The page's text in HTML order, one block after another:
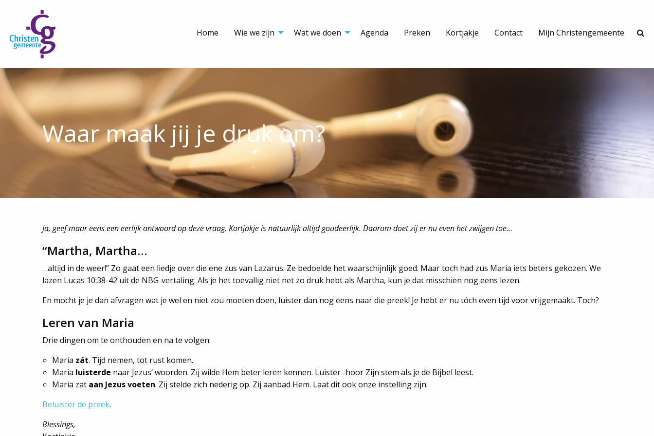
Home Wie we zijn Wat we doen Agenda Preken Kortjakje Contact Mijn Christengemeente
Waar maak jij je druk om?
Ja, geef maar eens een eerlijk antwoord op deze vraag. Kortjakje is natuurlijk altijd goudeerlijk. Daarom doet zij er nu even het zwijgen toe…
“Martha, Martha…
…altijd in de weer!” Zo gaat een liedje over die ene zus van Lazarus. Ze bedoelde het waarschijnlijk goed. Maar toch had zus Maria iets beters gekozen. We
lazen Lucas 10:38-42 uit de NBG-vertaling. Als je het toevallig niet net zo druk hebt als Martha, kun je dat misschien nog eens lezen.
En mocht je je dan afvragen wat je wel en niet zou moeten doen, luister dan nog eens naar die preek! Je hebt er nu tóch even tijd voor vrijgemaakt. Toch?
Leren van Maria
Drie dingen om te onthouden en na te volgen:
Maria zát. Tijd nemen, tot rust komen.
Maria luisterde naar Jezus’ woorden. Zij wilde Hem beter leren kennen. Luister -hoor Zijn stem als je de Bijbel leest.
Maria zat aan Jezus voeten. Zij stelde zich nederig op. Zij aanbad Hem. Laat dit ook onze instelling zijn.
Beluister de preek.
Blessings,